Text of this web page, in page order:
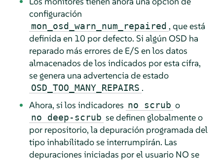
configuración
mon_osd_warn_num_repaired , que está
definida en 10 por defecto. Si algún OSD ha
reparado más errores de E/S en los datos
almacenados de los indicados por esta cifra,
se genera una advertencia de estado
OSD_TOO_MANY_REPAIRS .
Ahora, si los indicadores no scrub o
no deep-scrub se definen globalmente o
por repositorio, la depuración programada del
tipo inhabilitado se interrumpirán. Las
depuraciones iniciadas por el usuario NO se